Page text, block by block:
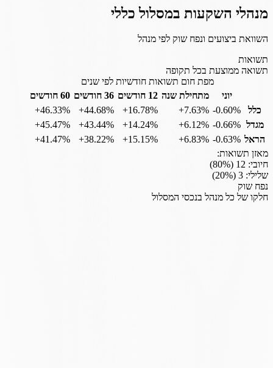
מנהלי השקעות במסלול כללי
השוואת ביצועים ונפח שוק לפי מנהל
תשואות
תשואה ממוצעת בכל תקופה
מפת חום תשואות חודשיות לפי שנים
יוני
מתחילת שנה 12 חודשים 36 חודשים
60 חודשים
כלל
‎-0.60%
‎+7.63%
‎+16.78%
‎+44.68%
‎+46.33%
מגדל ‎-0.66%
‎+6.12%
‎+14.24%
‎+43.44%
‎+45.47%
הראל ‎-0.63%
‎+6.83%
‎+15.15%
‎+38.22%
‎+41.47%
מאזן תשואות:
חיובי: 12
(
80%)
שלילי: 3
(
20%)
נפח שוק
חלקו של כל מנהל בנכסי המסלול